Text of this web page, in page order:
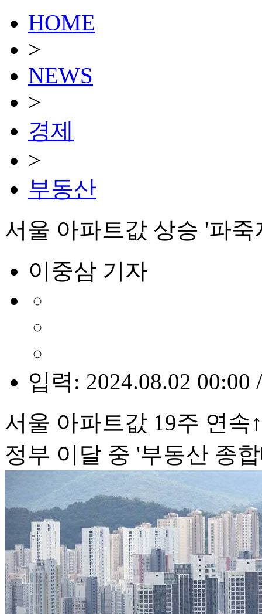
HOME
>
NEWS
>
경제
>
부동산
서울 아파트값 상승 '파
이중삼 기자
입력: 2024.08.02 00:00
서울 아파트값 19주 연속
정부 이달 중 '부동산 종